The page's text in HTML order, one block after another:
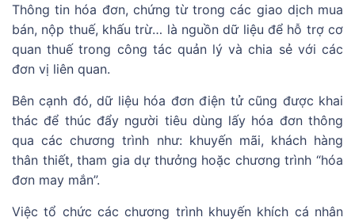
Thông tin hóa đơn, chứng từ trong các giao dịch mua
bán, nộp thuế, khấu trừ… là nguồn dữ liệu để hỗ trợ cơ
quan thuế trong công tác quản lý và chia sẻ với các
đơn vị liên quan.
Bên cạnh đó, dữ liệu hóa đơn điện tử cũng được khai
thác để thúc đẩy người tiêu dùng lấy hóa đơn thông
qua các chương trình như: khuyến mãi, khách hàng
thân thiết, tham gia dự thưởng hoặc chương trình “hóa
đơn may mắn”.
Việc tổ chức các chương trình khuyến khích cá nhân